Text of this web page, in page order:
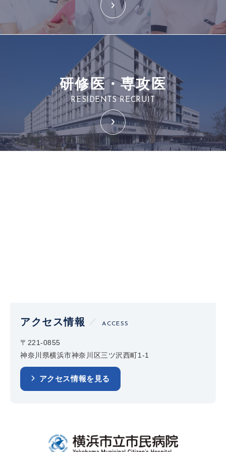
研修医・専攻医
RESIDENTS RECRUIT
アクセス情報 ACCESS
〒221-0855
神奈川県横浜市神奈川区三ツ沢西町1-1
アクセス情報を見る